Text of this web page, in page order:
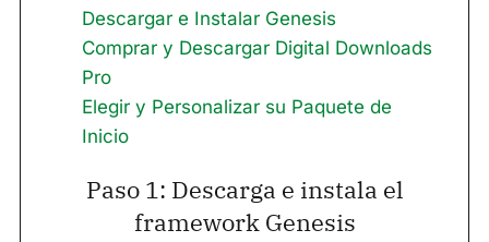
Descargar e Instalar Genesis
Comprar y Descargar Digital Downloads
Pro
Elegir y Personalizar su Paquete de
Inicio
Paso 1: Descarga e instala el
framework Genesis